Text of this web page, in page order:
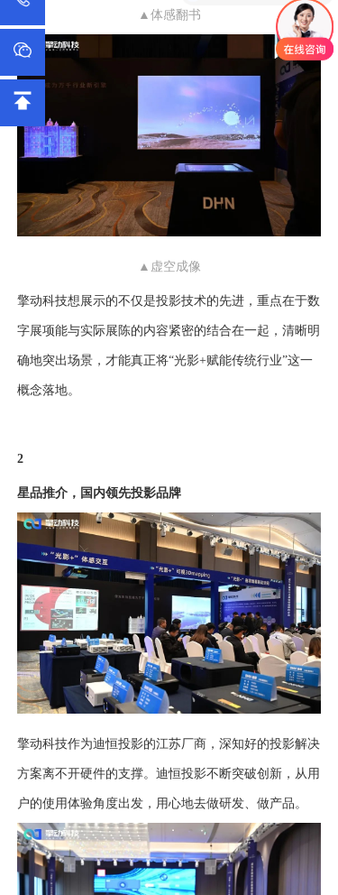
▲体感翻书
▲虚空成像
擎动科技想展示的不仅是投影技术的先进，重点在于数
字展项能与实际展陈的内容紧密的结合在一起，清晰明
确地突出场景，才能真正将“光影+赋能传统行业”这一
概念落地。
2
星品推介，国内领先投影品牌
擎动科技作为迪恒投影的江苏厂商，深知好的投影解决
方案离不开硬件的支撑。迪恒投影不断突破创新，从用
户的使用体验角度出发，用心地去做研发、做产品。